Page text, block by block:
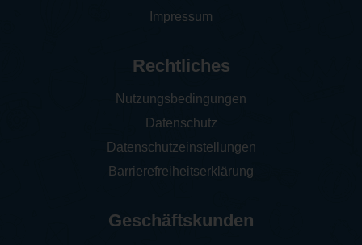
Impressum
Rechtliches
Nutzungsbedingungen
Datenschutz
Datenschutzeinstellungen
Barrierefreiheitserklärung
Geschäftskunden